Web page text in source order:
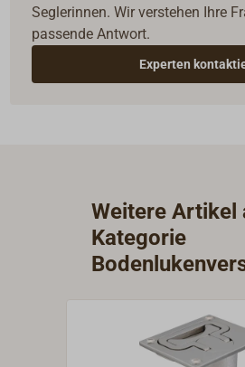
Seglerinnen. Wir verstehen Ihre
passende Antwort.
Experten
Weitere Artikel
Kategorie